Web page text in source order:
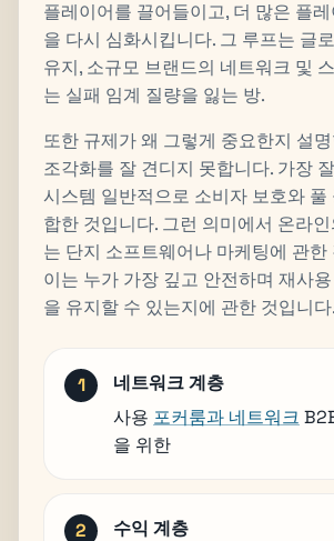
플레이어를 끌어들이고, 더 많은 플
을 다시 심화시킵니다. 그 루프는 글
유지, 소규모 브랜드의 네트워크 및
는 실패 임계 질량을 잃는 방.
또한 규제가 왜 그렇게 중요한지 설
조각화를 잘 견디지 못합니다. 가장
시스템 일반적으로 소비자 보호와 풀
합한 것입니다. 그런 의미에서 온라
는 단지 소프트웨어나 마케팅에 관한
이는 누가 가장 깊고 안전하며 재사
을 유지할 수 있는지에 관한 것입니다.
네트워크 계층
사용 포커룸과 네트워크
을 위한
수익 계층